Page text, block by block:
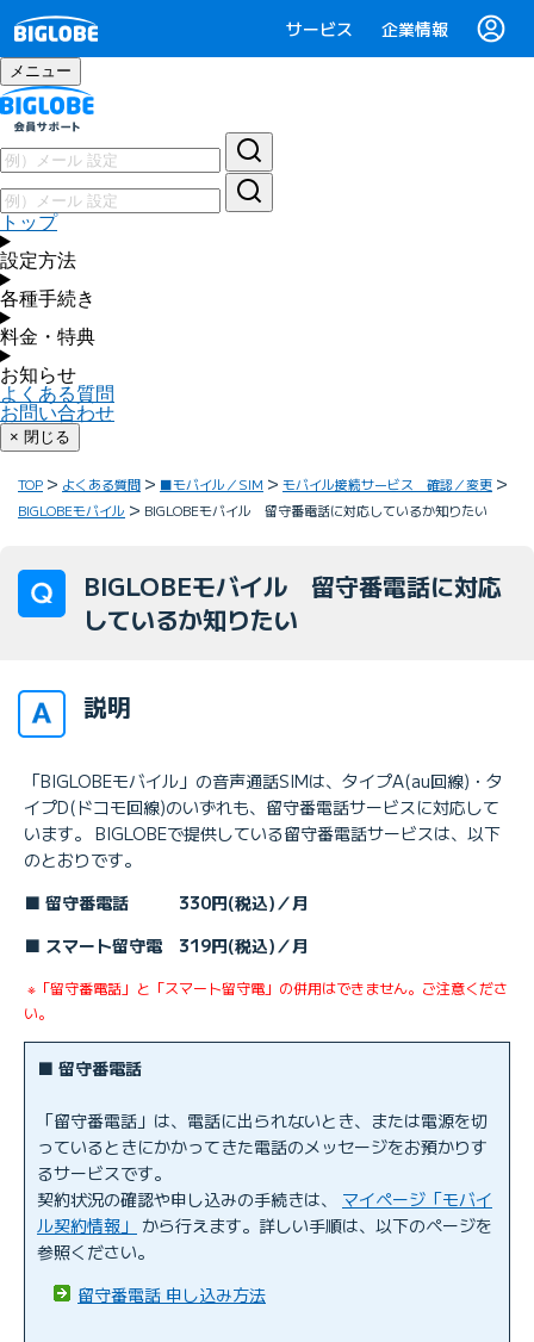
サービス 企業情報
メニュー
トップ
設定方法
各種手続き
料金・特典
お知らせ
よくある質問
お問い合わせ
× 閉じる
TOP よくある質問 ■モバイル／SIM
モバイル接続サービス 確認／変更
BIGLOBEモバイル
BIGLOBEモバイル 留守番電話に対応しているか知りたい
BIGLOBEモバイル 留守番電話に対応
しているか知りたい
説明
「BIGLOBEモバイル」の音声通話SIMは、タイプA(au回線)・タ
イプD(ドコモ回線)のいずれも、留守番電話サービスに対応して
います。 BIGLOBEで提供している留守番電話サービスは、以下
のとおりです。
■ 留守番電話 330円(税込)／月
■ スマート留守電 319円(税込)／月
※「留守番電話」と「スマート留守電」の併用はできません。ご注意くださ
い。
■ 留守番電話
「留守番電話」は、電話に出られないとき、または電源を切
っているときにかかってきた電話のメッセージをお預かりす
るサービスです。
契約状況の確認や申し込みの手続きは、 マイページ「モバイ
ル契約情報」 から行えます。詳しい手順は、以下のページを
参照ください。
留守番電話 申し込み方法